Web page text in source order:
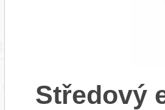
Středový